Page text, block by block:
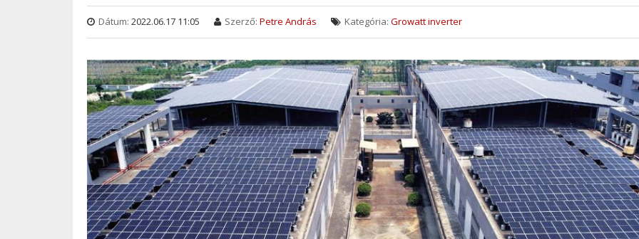
Dátum: 2022.06.17 11:05 Szerző: Petre András Kategória: Growatt inverter